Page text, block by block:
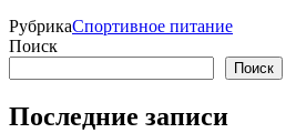
РубрикаСпортивное питание
Поиск
Поиск
Последние записи